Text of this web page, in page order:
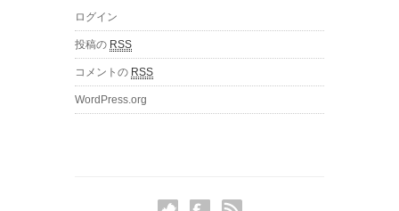
ログイン
投稿の RSS
コメントの RSS
WordPress.org